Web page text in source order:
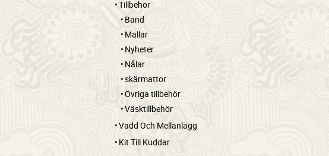
Tillbehör
Band
Mallar
Nyheter
Nålar
skärmattor
Övriga tillbehör
Väsktillbehör
Vadd Och Mellanlägg
Kit Till Kuddar